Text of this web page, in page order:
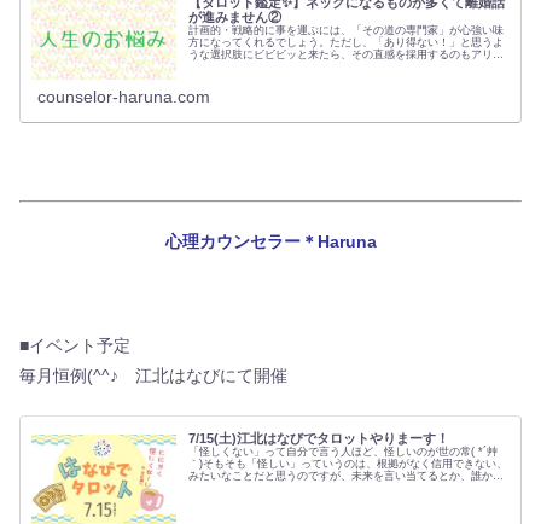
が進みません②
計画的・戦略的に事を運ぶには、「その道の専門家」が心強い味
方になってくれるでしょう。ただし、「あり得ない！」と思うよ
うな選択肢にビビビッと来たら、その直感を採用するのもアリで
counselor-haruna.com
心理カウンセラー＊Haruna
■イベント予定
毎月恒例(^^♪ 江北はなびにて開催
7/15(土)江北はなびでタロットやりまーす！
「怪しくない」って自分で言う人ほど、怪しいのが世の常( *´艸
｀)そもそも「怪しい」っていうのは、根拠がなく信用できない、
みたいなことだと思うのですが、未来を言い当てるとか、誰かの